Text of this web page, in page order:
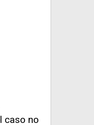
caso no